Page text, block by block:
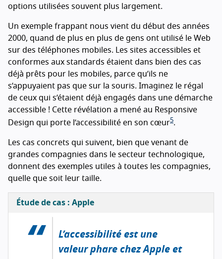
options utilisées souvent plus largement.
Un exemple frappant nous vient du début des années
2000, quand de plus en plus de gens ont utilisé le Web
sur des téléphones mobiles. Les sites accessibles et
conformes aux standards étaient dans bien des cas
déjà prêts pour les mobiles, parce qu’ils ne
s’appuyaient pas que sur la souris. Imaginez le régal
de ceux qui s’étaient déjà engagés dans une démarche
accessible ! Cette révélation a mené au Responsive
Design qui porte l’accessibilité en son cœur5.
Les cas concrets qui suivent, bien que venant de
grandes compagnies dans le secteur technologique,
donnent des exemples utiles à toutes les compagnies,
quelle que soit leur taille.
Étude de cas : Apple
L’accessibilité est une
valeur phare chez Apple et